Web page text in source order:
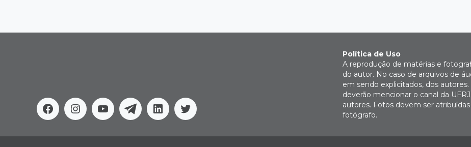
FacebookInstagram
YoutubeTelegramLinkedinTwitter
Política de Uso
A reprodução de matérias e
do autor. No caso de arquivos de
em sendo explicitados, dos
deverão mencionar o canal da
autores. Fotos devem ser
fotógrafo.